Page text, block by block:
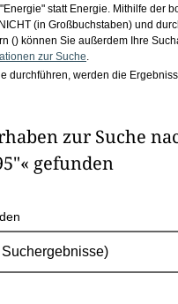
statt Energie. Mithilfe der
(in Großbuchstaben) und
() können Sie außerdem Ihre
zur Suche
durchführen, werden die
zur Suche
gefunden